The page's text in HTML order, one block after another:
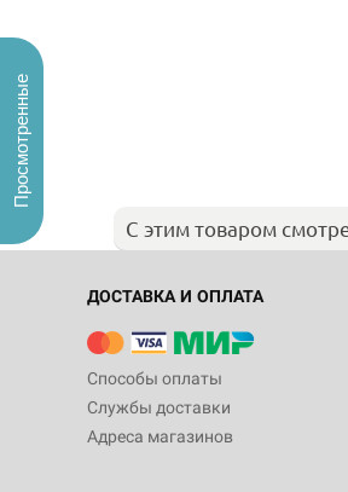
С этим товаром
ДОСТАВКА И ОПЛАТА
Способы оплаты
Службы доставки
Адреса магазинов
Просмотренные